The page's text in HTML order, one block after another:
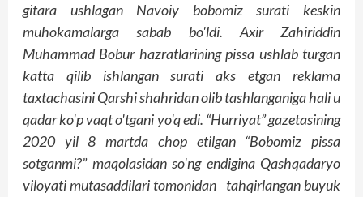
gitara ushlagan Navoiy bobomiz surati keskin
muhokamalarga sabab bo'ldi. Axir Zahiriddin
Muhammad Bobur hazratlarining pissa ushlab turgan
katta qilib ishlangan surati aks etgan reklama
taxtachasini Qarshi shahridan olib tashlanganiga hali u
qadar ko'p vaqt o'tgani yo'q edi. “Hurriyat” gazetasining
2020 yil 8 martda chop etilgan “Bobomiz pissa
sotganmi?” maqolasidan so'ng endigina Qashqadaryo
viloyati mutasaddilari tomonidan tahqirlangan buyuk